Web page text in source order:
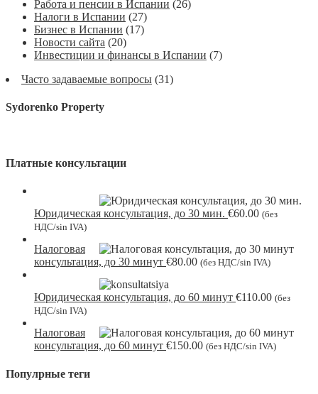
Работа и пенсии в Испании (26)
Налоги в Испании (27)
Бизнес в Испании (17)
Новости сайта (20)
Инвестиции и финансы в Испании (7)
Часто задаваемые вопросы (31)
Sydorenko Property
Платные консультации
Юридическая консультация, до 30 мин. €60.00 (без
НДС/sin IVA)
Налоговая
консультация, до 30 минут €80.00 (без НДС/sin IVA)
Юридическая консультация, до 60 минут €110.00 (без
НДС/sin IVA)
Налоговая
консультация, до 60 минут €150.00 (без НДС/sin IVA)
Популрные теги